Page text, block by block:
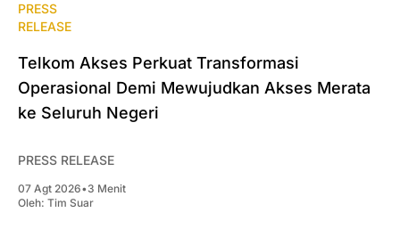
PRESS
RELEASE
Telkom Akses Perkuat Transformasi
Operasional Demi Mewujudkan Akses Merata
ke Seluruh Negeri
PRESS RELEASE
07 Agt 2026•3 Menit
Oleh: Tim Suar